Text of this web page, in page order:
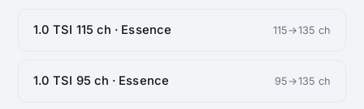
1.0 TSI 115 ch · Essence 115→135 ch
1.0 TSI 95 ch · Essence 95→135 ch